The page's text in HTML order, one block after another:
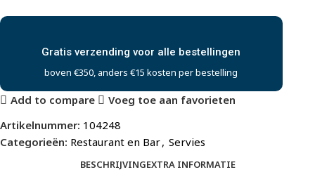
Gratis verzending voor alle bestellingen
boven €350, anders €15 kosten per bestelling
Add to compare
Voeg toe aan favorieten
Artikelnummer: 104248
Categorieën: Restaurant en Bar, Servies
BESCHRIJVINGEXTRA INFORMATIE